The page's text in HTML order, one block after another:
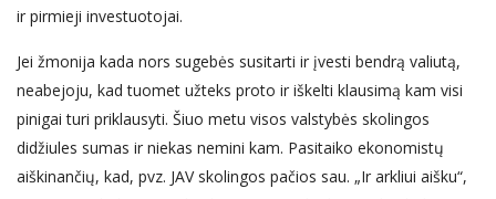
ir pirmieji investuotojai.
Jei žmonija kada nors sugebės susitarti ir įvesti bendrą valiutą,
neabejoju, kad tuomet užteks proto ir iškelti klausimą kam visi
pinigai turi priklausyti. Šiuo metu visos valstybės skolingos
didžiules sumas ir niekas nemini kam. Pasitaiko ekonomistų
aiškinančių, kad, pvz. JAV skolingos pačios sau. „Ir arkliui aišku“,